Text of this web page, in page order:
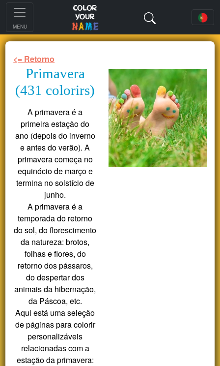
MENU
<= Retorno
Primavera
(431 colorirs)
A primavera é a
primeira estação do
ano (depois do inverno
e antes do verão). A
primavera começa no
equinócio de março e
termina no solstício de
junho.
A primavera é a
temporada do retorno
do sol, do florescimento
da natureza: brotos,
folhas e flores, do
retorno dos pássaros,
do despertar dos
animais da hibernação,
da Páscoa, etc.
Aqui está uma seleção
de páginas para colorir
personalizáveis
relacionadas com a
estação da primavera: